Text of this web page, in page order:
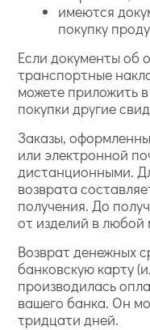
имеются
покупку
Если документы об
транспортные
можете приложить
покупки другие
Заказы,
или электронной
дистанционными.
возврата
получения. До
от изделий в любой
Возврат денежных
банковскую карту
производилась
вашего банка. Он
тридцати дней.